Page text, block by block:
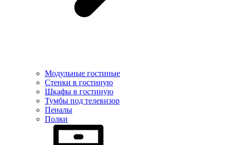
Модульные гостиные
Стенки в гостиную
Шкафы в гостиную
Тумбы под телевизор
Пеналы
Полки